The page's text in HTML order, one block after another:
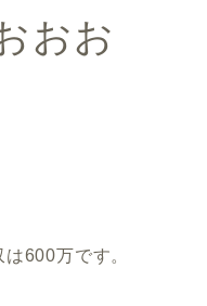
おお
600万です。